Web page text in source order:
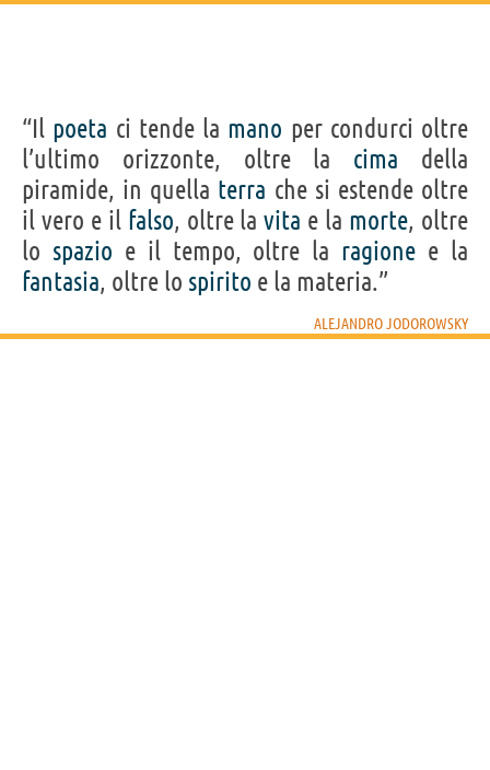
“Il poeta ci tende la mano per condurci oltre
l’ultimo orizzonte, oltre la cima della
piramide, in quella terra che si estende oltre
il vero e il falso, oltre lavita e la morte, oltre
lo spazio e il tempo, oltre la ragione e la
fantasia, oltre lo spirito e la materia.”
ALEJANDRO JODOROWSKY